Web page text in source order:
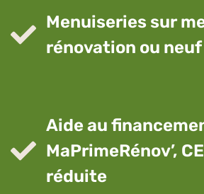
Menuiseries sur
rénovation ou neuf
Aide au
MaPrimeRénov’,
réduite